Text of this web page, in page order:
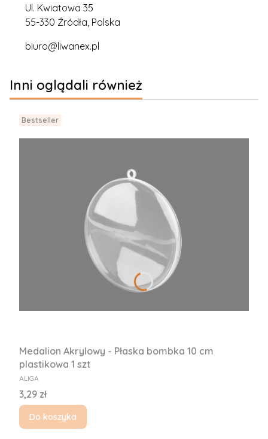
Ul. Kwiatowa 35
55-330 Źródła, Polska
biuro@liwanex.pl
Inni oglądali również
Bestseller
Medalion Akrylowy - Płaska bombka 10 cm
plastikowa 1 szt
PRODUCENT
ALIGA
Cena
3,29 zł
Do koszyka